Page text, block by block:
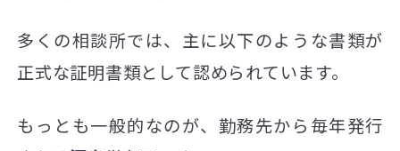
多くの相談所では、主に以下のような書類が
正式な証明書類として認められています。
もっとも一般的なのが、勤務先から毎年発行